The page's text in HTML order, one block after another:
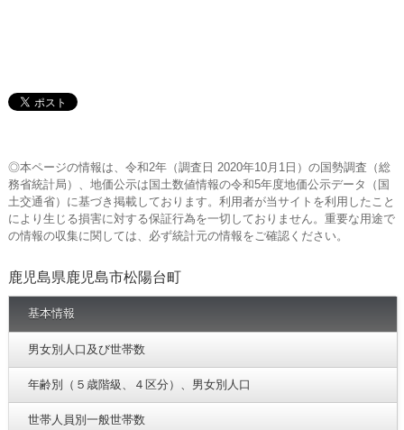
◎本ページの情報は、令和2年（調査日 2020年10月1日）の国勢調査（総
務省統計局）、地価公示は国土数値情報の令和5年度地価公示データ（国
土交通省）に基づき掲載しております。利用者が当サイトを利用したこと
により生じる損害に対する保証行為を一切しておりません。重要な用途で
の情報の収集に関しては、必ず統計元の情報をご確認ください。
鹿児島県鹿児島市松陽台町
基本情報
男女別人口及び世帯数
年齢別（５歳階級、４区分）、男女別人口
世帯人員別一般世帯数